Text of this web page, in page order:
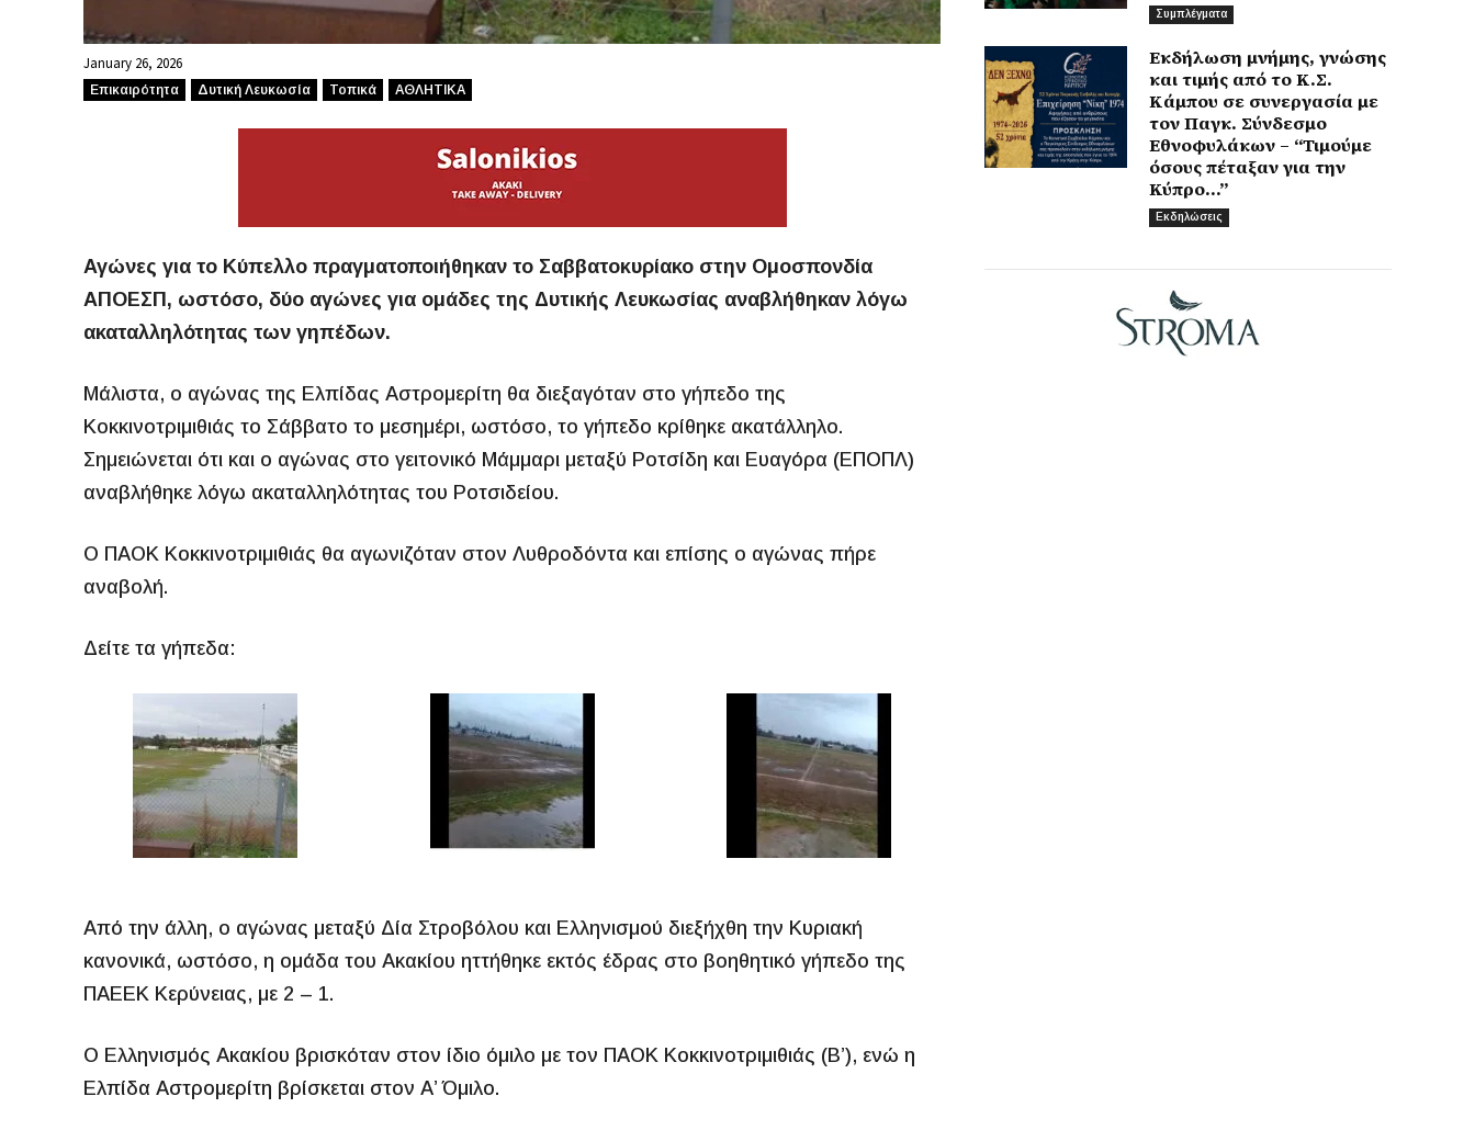
January 26, 2026
Επικαιρότητα Δυτική Λευκωσία Τοπικά ΑΘΛΗΤΙΚΑ
Αγώνες για το Κύπελλο πραγματοποιήθηκαν το Σαββατοκυρίακο στην Ομοσπονδία
ΑΠΟΕΣΠ, ωστόσο, δύο αγώνες για ομάδες της Δυτικής Λευκωσίας αναβλήθηκαν λόγω
ακαταλληλότητας των γηπέδων.
Μάλιστα, ο αγώνας της Ελπίδας Αστρομερίτη θα διεξαγόταν στο γήπεδο της
Κοκκινοτριμιθιάς το Σάββατο το μεσημέρι, ωστόσο, το γήπεδο κρίθηκε ακατάλληλο.
Σημειώνεται ότι και ο αγώνας στο γειτονικό Μάμμαρι μεταξύ Ροτσίδη και Ευαγόρα (ΕΠΟΠΛ)
αναβλήθηκε λόγω ακαταλληλότητας του Ροτσιδείου.
Ο ΠΑΟΚ Κοκκινοτριμιθιάς θα αγωνιζόταν στον Λυθροδόντα και επίσης ο αγώνας πήρε
αναβολή.
Δείτε τα γήπεδα:
Από την άλλη, ο αγώνας μεταξύ Δία Στροβόλου και Ελληνισμού διεξήχθη την Κυριακή
κανονικά, ωστόσο, η ομάδα του Ακακίου ηττήθηκε εκτός έδρας στο βοηθητικό γήπεδο της
ΠΑΕΕΚ Κερύνειας, με 2 – 1.
Ο Ελληνισμός Ακακίου βρισκόταν στον ίδιο όμιλο με τον ΠΑΟΚ Κοκκινοτριμιθιάς (Β’), ενώ η
Ελπίδα Αστρομερίτη βρίσκεται στον Α’ Όμιλο.
Συμπλέγματα
Εκδήλωση μνήμης, γνώσης
και τιμής από το Κ.Σ.
Κάμπου σε συνεργασία με
τον Παγκ. Σύνδεσμο
Εθνοφυλάκων – “Τιμούμε
όσους πέταξαν για την
Κύπρο…”
Εκδηλώσεις